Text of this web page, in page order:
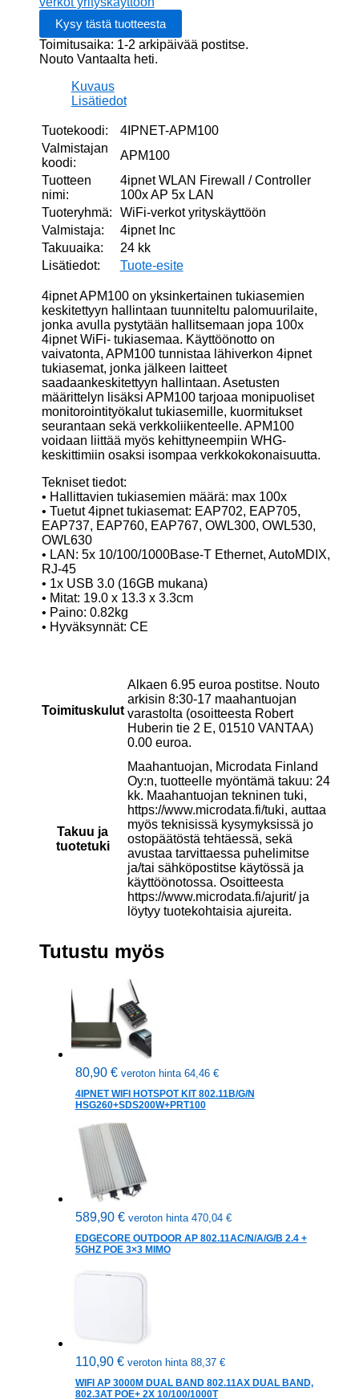
100x
5x
LAN
Toimitusaika: 1-2 arkipäivää postitse.
Nouto Vantaalta heti.
Kuvaus
Lisätiedot
Tuotekoodi:
4IPNET-APM100
Valmistajan
koodi:
APM100
Tuotteen
nimi:
4ipnet WLAN Firewall / Controller
100x AP 5x LAN
Tuoteryhmä:
WiFi-verkot yrityskäyttöön
Valmistaja:
4ipnet Inc
Takuuaika:
24 kk
Lisätiedot:
Tuote-esite
4ipnet APM100 on yksinkertainen tukiasemien
keskitettyyn hallintaan tuunniteltu palomuurilaite,
jonka avulla pystytään hallitsemaan jopa 100x
4ipnet WiFi- tukiasemaa. Käyttöönotto on
vaivatonta, APM100 tunnistaa lähiverkon 4ipnet
tukiasemat, jonka jälkeen laitteet
saadaankeskitettyyn hallintaan. Asetusten
määrittelyn lisäksi APM100 tarjoaa monipuoliset
monitorointityökalut tukiasemille, kuormitukset
seurantaan sekä verkkoliikenteelle. APM100
voidaan liittää myös kehittyneempiin WHG-
keskittimiin osaksi isompaa verkkokokonaisuutta.
Tekniset tiedot:
• Hallittavien tukiasemien määrä: max 100x
• Tuetut 4ipnet tukiasemat: EAP702, EAP705,
EAP737, EAP760, EAP767, OWL300, OWL530,
OWL630
• LAN: 5x 10/100/1000Base-T Ethernet, AutoMDIX,
RJ-45
• 1x USB 3.0 (16GB mukana)
• Mitat: 19.0 x 13.3 x 3.3cm
• Paino: 0.82kg
• Hyväksynnät: CE
Toimituskulut
Alkaen 6.95 euroa postitse. Nouto
arkisin 8:30-17 maahantuojan
varastolta (osoitteesta Robert
Huberin tie 2 E, 01510 VANTAA)
0.00 euroa.
Takuu ja
tuotetuki
Maahantuojan, Microdata Finland
Oy:n, tuotteelle myöntämä takuu: 24
kk. Maahantuojan tekninen tuki,
https://www.microdata.fi/tuki, auttaa
myös teknisissä kysymyksissä jo
ostopäätöstä tehtäessä, sekä
avustaa tarvittaessa puhelimitse
ja/tai sähköpostitse käytössä ja
käyttöönotossa. Osoitteesta
https://www.microdata.fi/ajurit/ ja
löytyy tuotekohtaisia ajureita.
Tutustu myös
80,90 € veroton hinta 64,46 €
4IPNET WIFI HOTSPOT KIT 802.11B/G/N
HSG260+SDS200W+PRT100
589,90 € veroton hinta 470,04 €
EDGECORE OUTDOOR AP 802.11AC/N/A/G/B 2.4 +
5GHZ POE 3×3 MIMO
110,90 € veroton hinta 88,37 €
WIFI AP 3000M DUAL BAND 802.11AX DUAL BAND,
802.3AT POE+ 2X 10/100/1000T